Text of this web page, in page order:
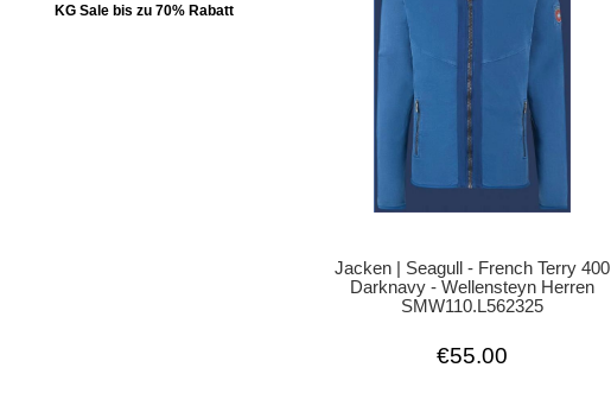
KG Sale bis zu 70% Rabatt
Jacken | Seagull - French Terry 400
Darknavy - Wellensteyn Herren
SMW110.L562325
€55.00